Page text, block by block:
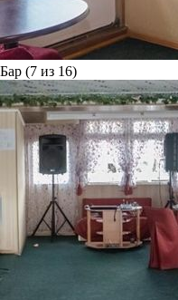
Бар (7 из 16)